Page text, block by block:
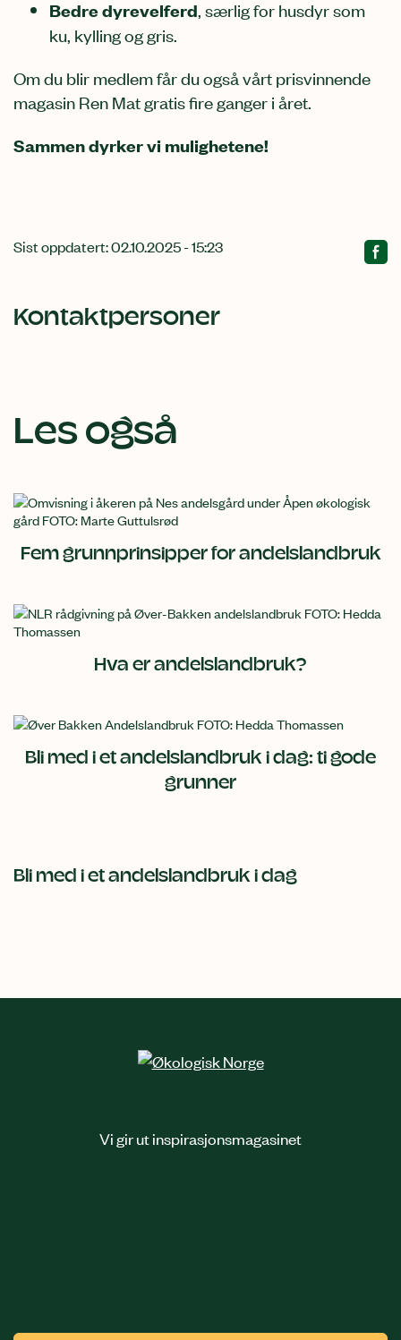
Bedre dyrevelferd, særlig for husdyr som
ku, kylling og gris.
Om du blir medlem får du også vårt prisvinnende
magasin Ren Mat gratis fire ganger i året.
Sammen dyrker vi mulighetene!
Sist oppdatert: 02.10.2025 - 15:23
Kontaktpersoner
Les også
Fem grunnprinsipper for andelslandbruk
Hva er andelslandbruk?
Bli med i et andelslandbruk i dag: ti gode
grunner
Bli med i et andelslandbruk i dag
Vi gir ut inspirasjonsmagasinet